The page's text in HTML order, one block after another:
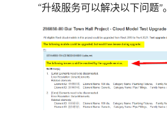
“升级服务可以解决以下问题”。